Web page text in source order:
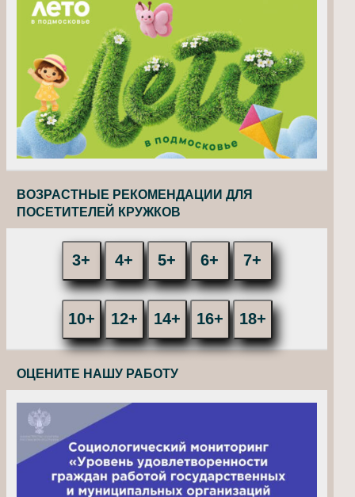
ВОЗРАСТНЫЕ РЕКОМЕНДАЦИИ ДЛЯ
ПОСЕТИТЕЛЕЙ КРУЖКОВ
3+ 4+ 5+ 6+ 7+
10+ 12+ 14+ 16+ 18+
ОЦЕНИТЕ НАШУ РАБОТУ